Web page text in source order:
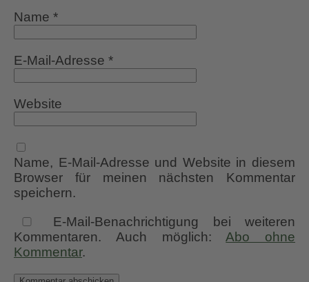
Name *
E-Mail-Adresse *
Website
Name, E-Mail-Adresse und Website in diesem
Browser für meinen nächsten Kommentar
speichern.
E-Mail-Benachrichtigung bei weiteren
Kommentaren. Auch möglich:Abo ohne
Kommentar.